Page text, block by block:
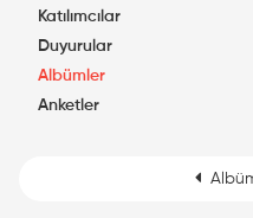
Katılımcılar
Duyurular
Albümler
Anketler